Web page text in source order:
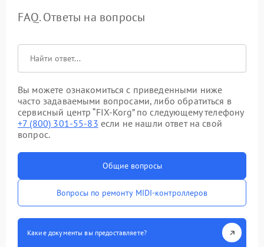
FAQ. Ответы на вопросы
Вы можете ознакомиться с приведенными ниже
часто задаваемыми вопросами, либо обратиться в
сервисный центр “FIX-Korg” по следующему телефону
+7 (800) 301-55-83 если не нашли ответ на свой
вопрос.
Общие вопросы
Вопросы по ремонту MIDI-контроллеров
Какие документы вы предоставляете?